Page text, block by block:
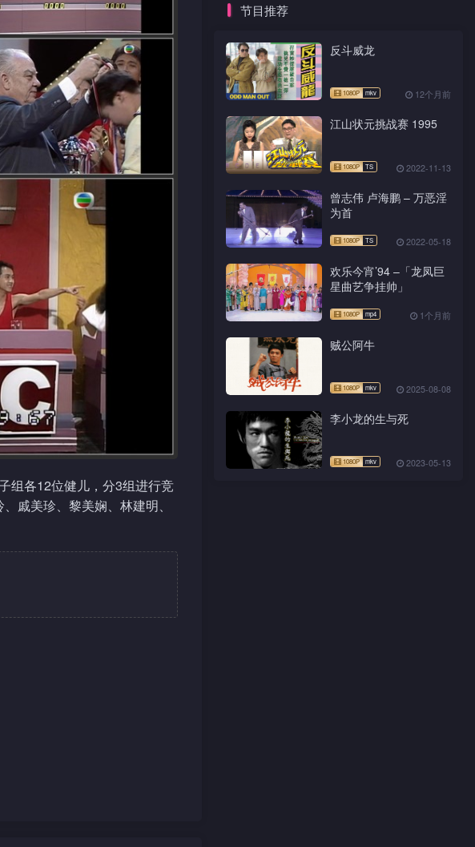
组各12位健儿，分3组进行竞
戚美珍、黎美娴、林建明、
节目推荐
反斗威龙
12个月前
江山状元挑战赛 1995
2022-11-13
曾志伟 卢海鹏 – 万恶淫
为首
2022-05-18
欢乐今宵’94 –「龙凤巨
星曲艺争挂帅」
1个月前
贼公阿牛
2025-08-08
李小龙的生与死
2023-05-13